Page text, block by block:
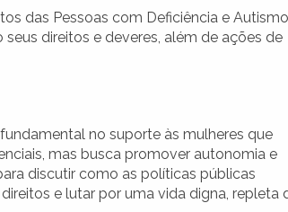
das Pessoas com Deficiência e
direitos e deveres, além de ações de
no suporte às mulheres que
mas busca promover autonomia e
discutir como as políticas públicas
e lutar por uma vida digna, repleta